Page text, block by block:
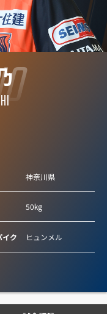
神奈川県
50kg
イク ヒュンメル